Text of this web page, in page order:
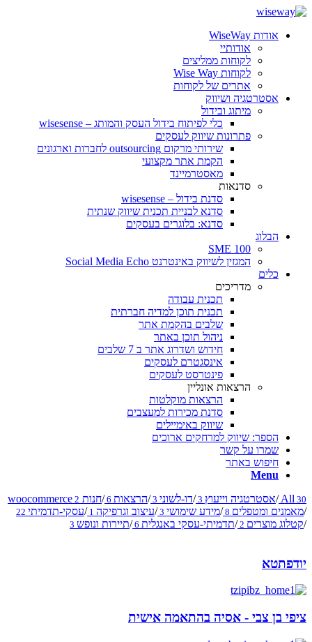
אודות WiseWay
אודותיי
לקוחות ממליצים
לקוחות Wise Way
אתרים של לקוחות
אסטרטגיה ושיווק
מיתוג ובידול
כלי לפיתוח בידול העסק והמותג – wisesense
פתרונות שיווק לעסקים
שירותי מרקום outsourcing לחברות וארגונים
הקמת אתר מקצועי
מאסטרמיינד
סדנאות
סדנת בידול – wisesense
סדנא לבניית תכנית שיווק שנתית
סדנא: בלוגרים בעסקים
הבלוג
SME 100
המגזין לשיווק באינטרנט Social Media Echo
כלים
מדריכים
תכנית עבודה
תכנית תוכן למדיה חברתית
שלבים בהקמת אתר
ניהול תוכן באתר
חידוש ושדרוג אתר ב 7 שלבים
אינסגטרם לעסקים
פינטרסט לעסקים
הרצאות אונליין
הרצאות מוקלטות
סדנת מכירות למעצבים
שיווק באימיילים
הספר: שיווק למרחקים ארוכים
שמרו על קשר
חיפוש באתר
Menu
All 30
/אסטרטגיה וייעוץ /דו-לשוני /הרצאות /חנות woocommerce 2
/מאמנים ומטפלים /מידע שימושי /עיצוב וגרפיקה /עסקי-תדמיתי
/קטלוג מוצרים /תדמיתי-עסקי באנגלית /תיירות ונופש
יודפתטא
ציפי בן צבי - אסיה בהתאמה אישית